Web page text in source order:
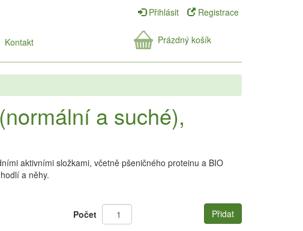
Přihlásit Registrace
Kontakt Prázdný košík
a suché),
aktivními složkami, včetně pšeničného proteinu a BIO
a něhy.
Počet Přidat